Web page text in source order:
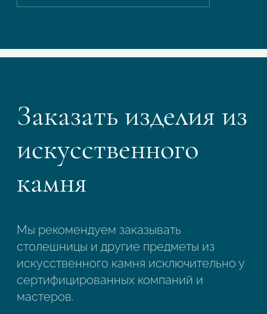
Заказать изделия из
искусственного
камня
Мы рекомендуем заказывать
столешницы и другие предметы из
искусственного камня исключительно у
сертифицированных компаний и
мастеров.